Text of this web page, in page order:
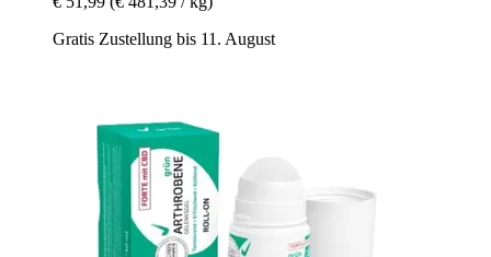
Gratis Zustellung bis 11. August